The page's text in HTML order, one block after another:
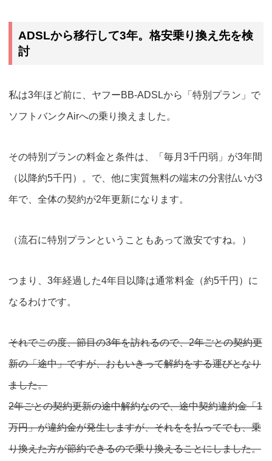
ADSLから移行して3年。格安乗り換え先を検
討
私は3年ほど前に、ヤフーBB-ADSLから 「特別プラン」で
ソフトバンクAirへの乗り換えました。
その特別プランの料金と条件は、「毎月3千円弱」が3年間
（以降約5千円）。で、他に実質無料の端末の分割払いが3
年で、全体の契約が2年更新になります。
（流石に特別プランということもあって激安ですね。）
つまり、3年経過した4年目以降は通常料金（約5千円） に
なるわけです。
それでこの度、節目の3年を訪れるので、2年ごとの契約更
新の「途中」ですが、おもいきって解約をする運びとなり
ました。
2年ごとの契約更新の途中解約なので、途中契約違約金「1
万円」が違約金が発生しますが、それをを払ってでも、乗
り換えた方が節約できるので乗り換えることにしました。